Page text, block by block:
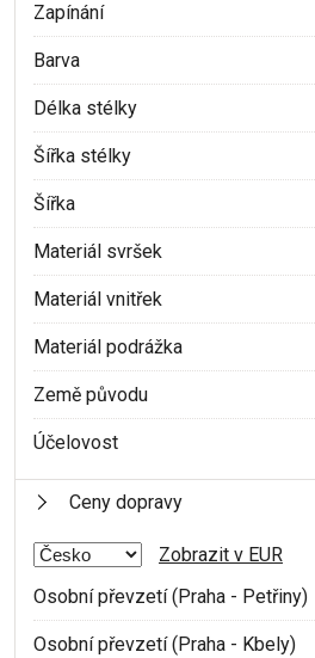
Zapínání
Barva
Délka stélky
Šířka stélky
Šířka
Materiál svršek
Materiál vnitřek
Materiál podrážka
Země původu
Účelovost
Ceny dopravy
Zobrazit v EUR
Osobní převzetí (Praha - Petřiny)
Osobní převzetí (Praha - Kbely)